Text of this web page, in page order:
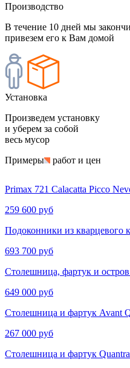
Производство
В течение 10 дней мы
привезем его к Вам домой
Установка
Произведем установку
и уберем за собой
весь мусор
Примеры
работ и цен
Primax 721 Calacatta Picco
259 600 руб
Подоконники из кварцевого
693 700 руб
Столешница, фартук и
649 000 руб
Столешница и фартук Avant
267 000 руб
Столешница и фартук